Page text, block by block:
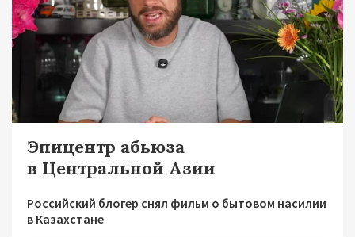
Эпицентр абьюза
в Центральной Азии
Российский блогер снял фильм о бытовом насилии
в Казахстане